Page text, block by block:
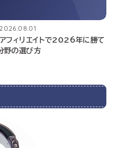
2026.08.01
フィリエイトで2026年に勝て
野の選び方